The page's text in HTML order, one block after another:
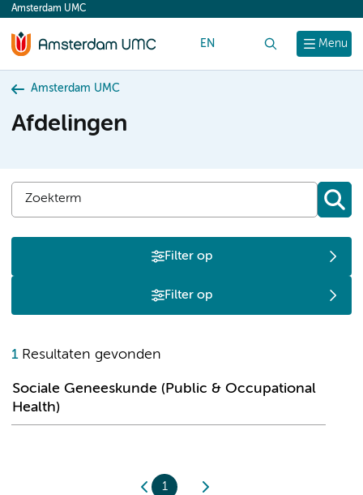
content
Menu
Amsterdam UMC
EN
Amsterdam UMC
Afdelingen
Filter op
Filter op
1Resultaten gevonden
Sociale Geneeskunde (Public & Occupational
Health)
1